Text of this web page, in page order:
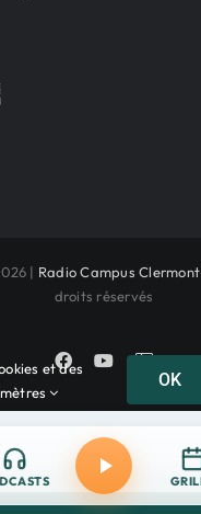
| Radio Campus
droits réservés
FacebookYouTube
et des
OK